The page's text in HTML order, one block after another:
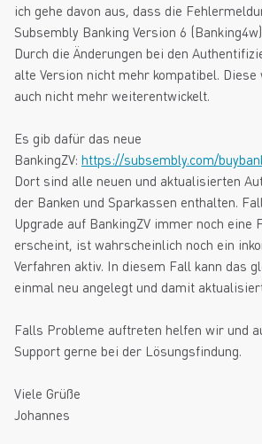
ich gehe davon aus, dass die
Subsembly Banking Version 6
Durch die Änderungen bei den
alte Version nicht mehr kompatibel.
auch nicht mehr weiterentwickelt.
Es gib dafür das neue
BankingZV: https://subsembly.com/
Dort sind alle neuen und aktualisierten
der Banken und Sparkassen enthalten.
Upgrade auf BankingZV immer noch eine
erscheint, ist wahrscheinlich noch ein
Verfahren aktiv. In diesem Fall kann das
einmal neu angelegt und damit
Falls Probleme auftreten helfen wir und
Support gerne bei der Lösungsfindung.
Viele Grüße
Johannes